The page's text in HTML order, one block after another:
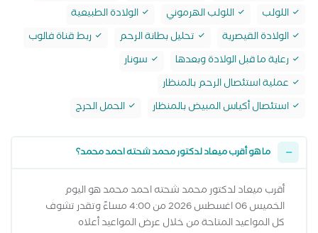
اللولب
اللولب الهرموني
الولادة الطبيعية
الولادة القيصرية
تحليل بطانة الرحم
ربط قناة فالوب
رعاية ما قبل الولادة وبعدها
سونار
عملية استئصال الرحم بالمنظار
استئصال أكياس المبيض بالمنظار
الحمل الحرج
ما هو أقرب ميعاد لدكتور محمد شحته احمد محمد؟
أقرب ميعاد لدكتور محمد شحته احمد محمد هو اليوم
الخميس 06 اغسطس 2026 من 4:00 مساءً وتقدر تشوف
كل المواعيد المتاحة من خلال عرض المواعيد أعلاه